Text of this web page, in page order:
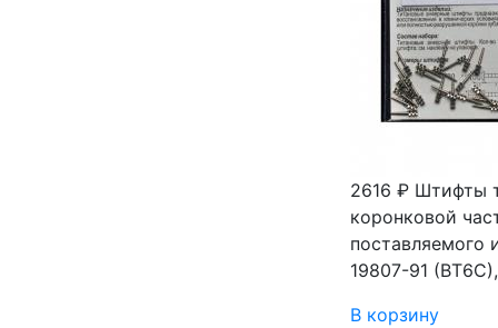
2616 ₽ Штифты
коронковой
поставляемого
19807-91
В корзину